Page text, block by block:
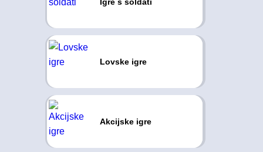
Lovske igre
Akcijske igre